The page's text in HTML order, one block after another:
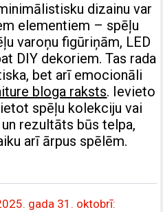
dizainu var
elementiem – spēļu
varoņu figūriņām, LED
DIY dekoriem. Tas rada
bet arī emocionāli
bloga raksts. Ievieto
spēļu kolekciju vai
rezultāts būs telpa,
arī ārpus spēlēm.
gada 31. oktobrī: